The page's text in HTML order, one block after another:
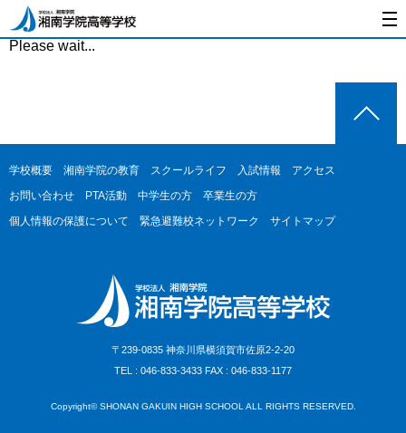
Please wait...
学校概要 湘南学院の教育 スクールライフ 入試情報
アクセス
お問い合わせ
PTA活動 中学生の方
卒業生の方
個人情報の保護について
緊急避難校ネットワーク サイトマップ
〒239-0835 神奈川県横須賀市佐原2-2-20
TEL : 046-833-3433 FAX : 046-833-1177
Copyright© SHONAN GAKUIN HIGH SCHOOL ALL RIGHTS RESERVED.